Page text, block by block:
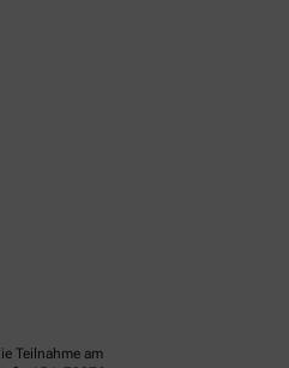
Teilnahme am